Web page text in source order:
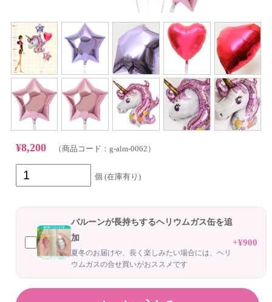
¥8,200（商品コード：g-alm-0062）
個 (在庫有り)
バルーンが長持ちするヘリウムガス缶を追
加
夏冬のお届けや、長く楽しみたい場合には、ヘリ
ウムガスの合せ買いがおススメです
+¥900